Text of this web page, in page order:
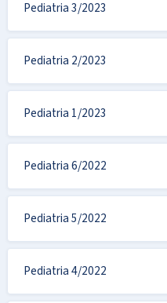
Pediatria 3/2023
Pediatria 2/2023
Pediatria 1/2023
Pediatria 6/2022
Pediatria 5/2022
Pediatria 4/2022